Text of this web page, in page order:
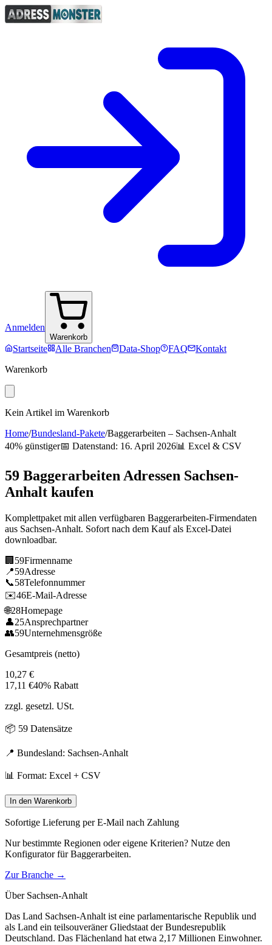
Anmelden
Warenkorb
Startseite Alle Branchen Data-Shop FAQ
Kontakt
Warenkorb
Kein Artikel im Warenkorb
Home/Bundesland-Pakete/Baggerarbeiten – Sachsen-Anhalt
40% günstiger📅 Datenstand: 16. April 2026📊 Excel & CSV
59 Baggerarbeiten Adressen Sachsen-
Anhalt kaufen
Komplettpaket mit allen verfügbaren Baggerarbeiten-Firmendaten
aus Sachsen-Anhalt. Sofort nach dem Kauf als Excel-Datei
downloadbar.
🏢 59Firmenname
📍59Adresse
📞58Telefonnummer
✉️46E-Mail-Adresse
🌐28Homepage
👤25Ansprechpartner
👥59Unternehmensgröße
Gesamtpreis (netto)
10,27 €
17,11 €40% Rabatt
zzgl. gesetzl. USt.
📦 59 Datensätze
📍 Bundesland: Sachsen-Anhalt
📊 Format: Excel + CSV
In den Warenkorb
Sofortige Lieferung per E-Mail nach Zahlung
Nur bestimmte Regionen oder eigene Kriterien? Nutze den
Konfigurator fürBaggerarbeiten.
Zur Branche →
Über Sachsen-Anhalt
Das Land Sachsen-Anhalt ist eine parlamentarische Republik und
als Land ein teilsouveräner Gliedstaat der Bundesrepublik
Deutschland. Das Flächenland hat etwa 2,17 Millionen Einwohner.